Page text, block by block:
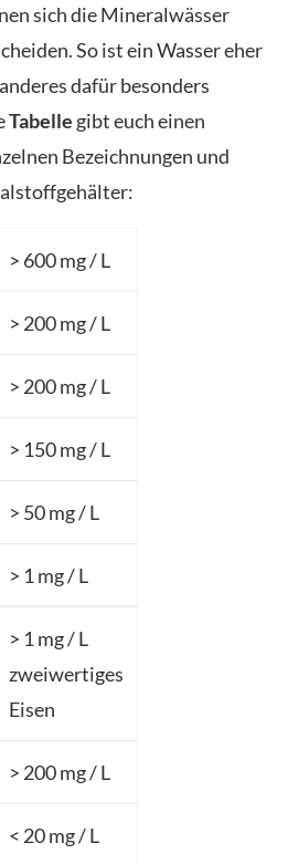
sich die Mineralwässer
So ist ein Wasser eher
dafür besonders
Tabelle gibt euch einen
Bezeichnungen und
> 600 mg / L
> 200 mg / L
> 200 mg / L
> 150 mg / L
> 50 mg / L
> 1 mg / L
> 1 mg / L
zweiwertiges
Eisen
> 200 mg / L
< 20 mg / L